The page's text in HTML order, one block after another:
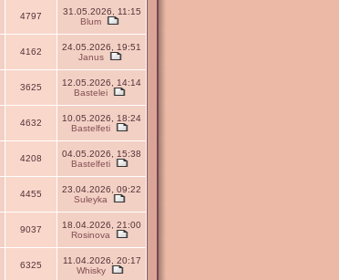
4797
31.05.2026, 11:15
Blum
4162
24.05.2026, 19:51
Janus
3625
12.05.2026, 14:14
Bastelei
4632
10.05.2026, 18:24
Bastelfeti
4208
04.05.2026, 15:38
Bastelfeti
4455
23.04.2026, 09:22
Suleyka
9037
18.04.2026, 21:00
Rosinova
6325
11.04.2026, 20:17
Whisky